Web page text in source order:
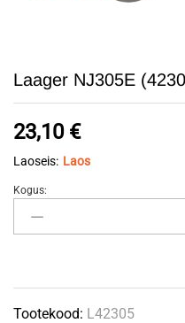
Laager NJ305E
23,10 €
Laoseis: Laos
Laager
NJ305E
quantity
Kogus:
Tootekood: L42305